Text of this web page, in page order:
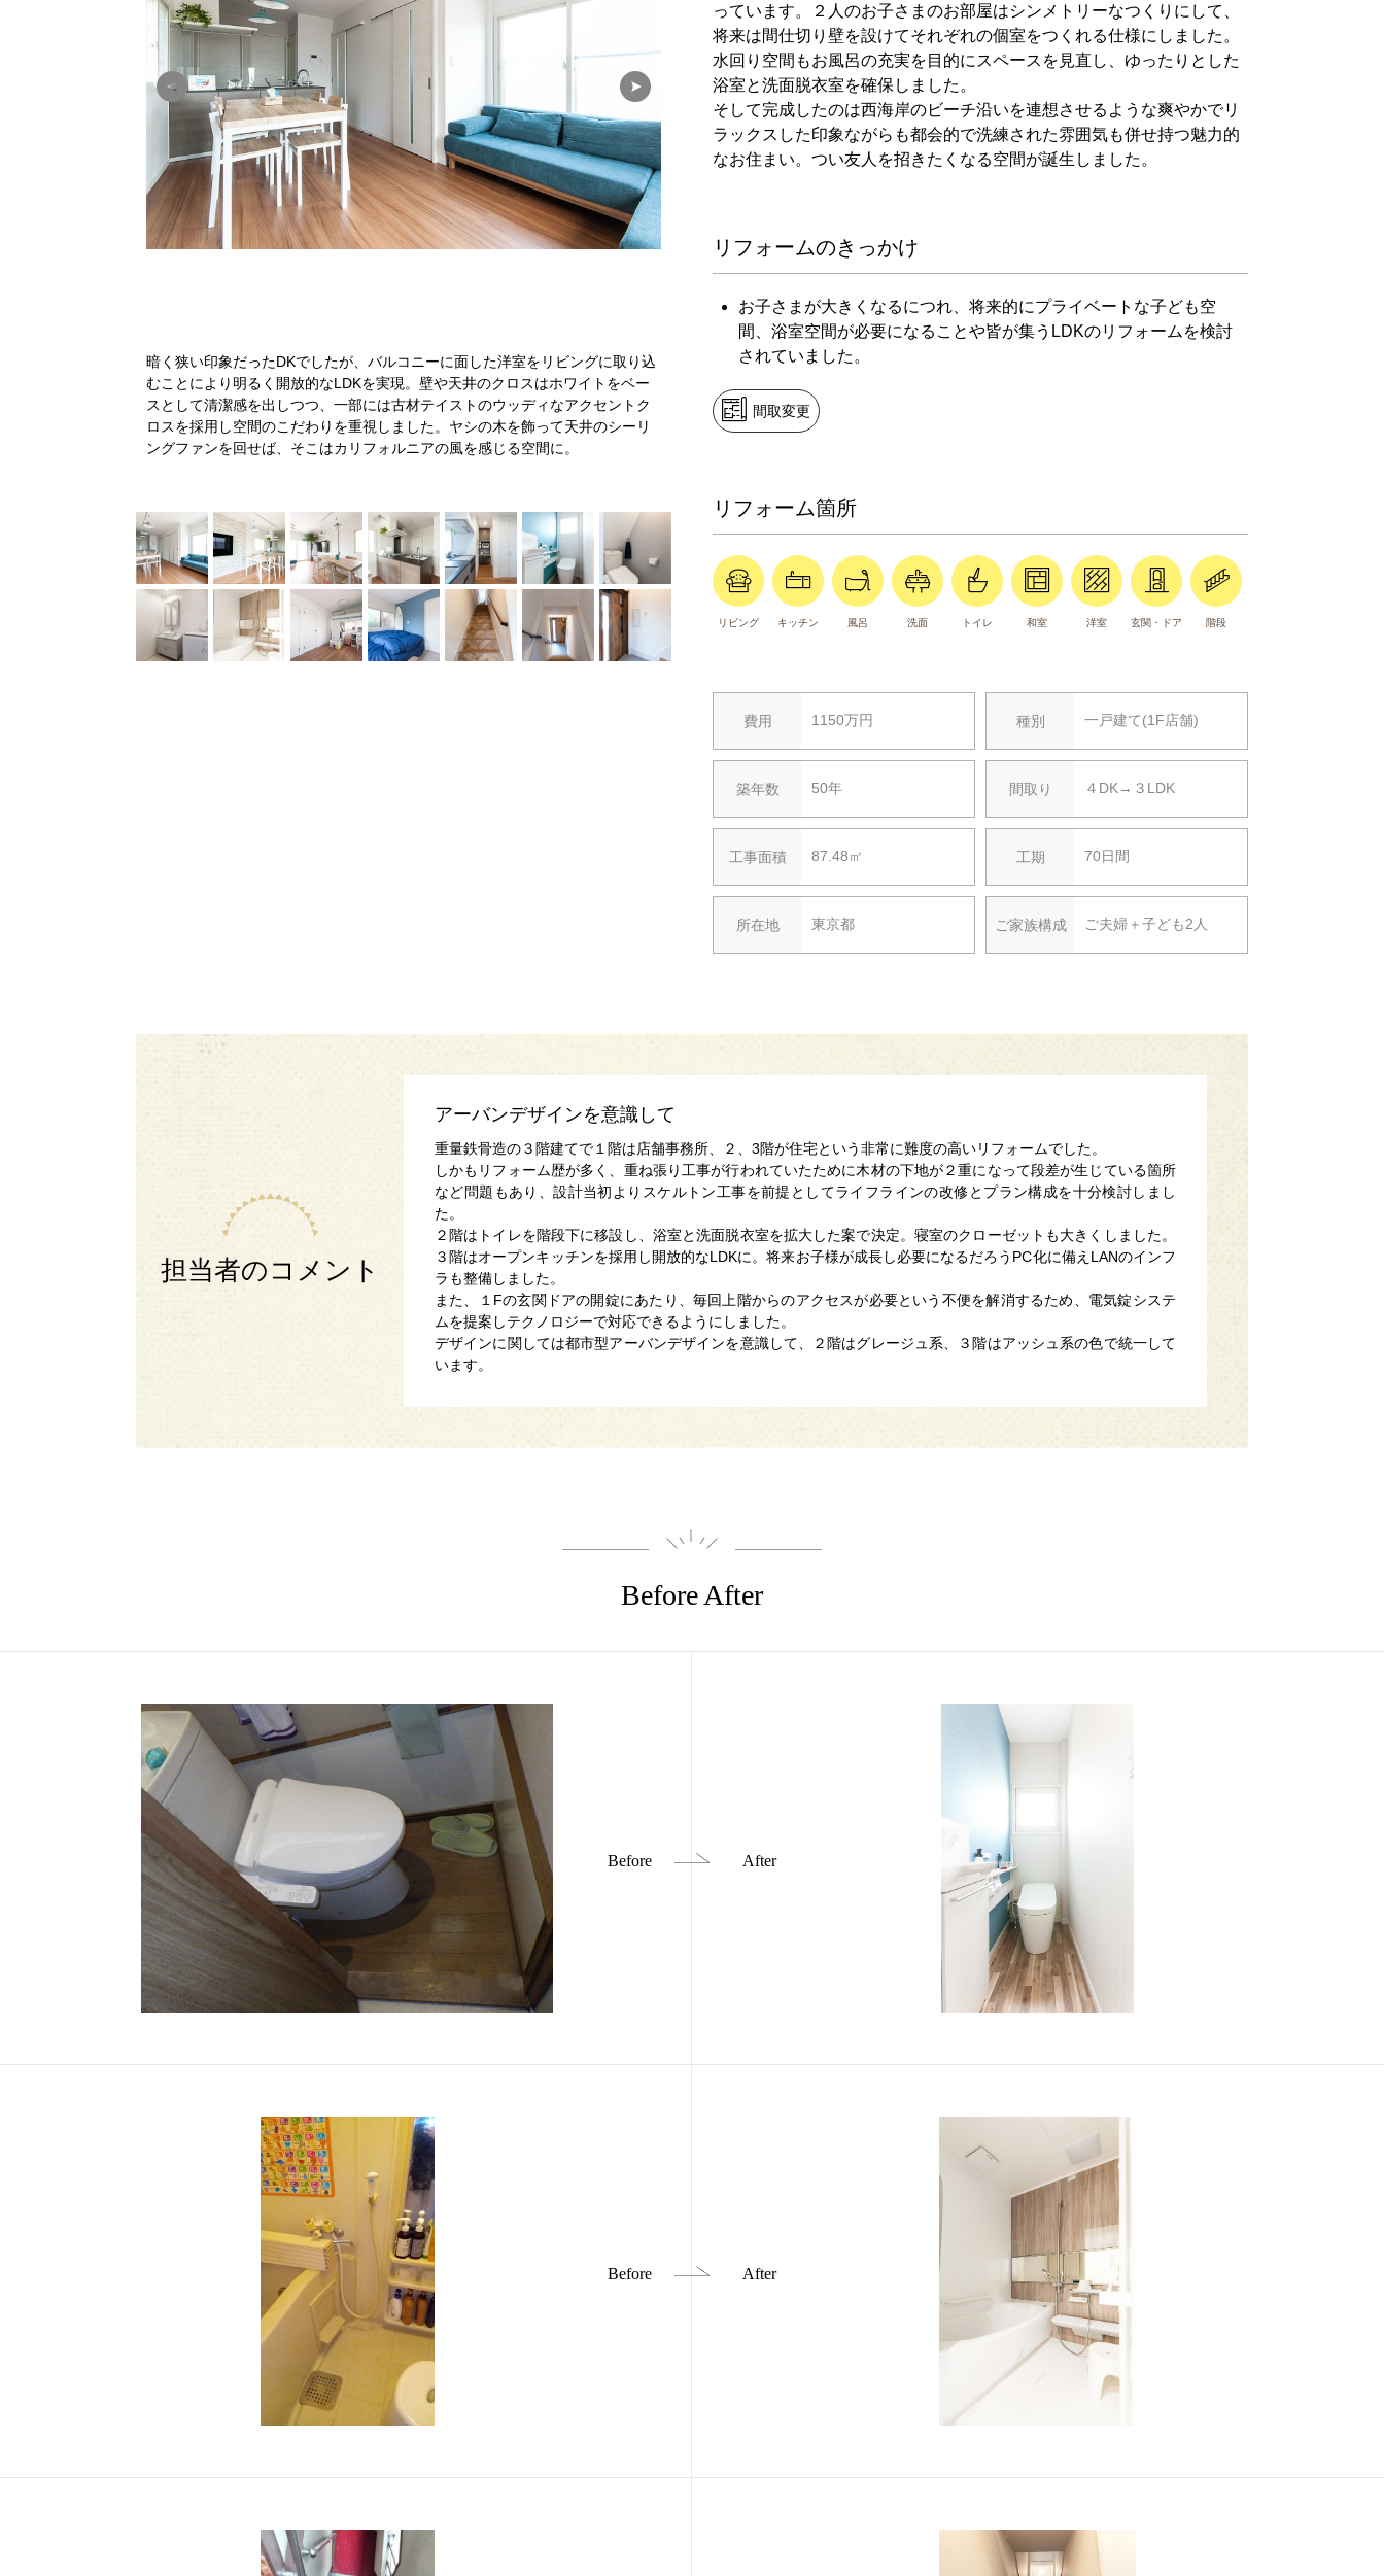
暗く狭い印象だったDKでしたが、バルコニーに面した洋室をリビングに取り込
むことにより明るく開放的なLDKを実現。壁や天井のクロスはホワイトをベー
スとして清潔感を出しつつ、一部には古材テイストのウッディなアクセントク
ロスを採用し空間のこだわりを重視しました。ヤシの木を飾って天井のシーリ
ングファンを回せば、そこはカリフォルニアの風を感じる空間に。
っています。２人のお子さまのお部屋はシンメトリーなつくりにして、
将来は間仕切り壁を設けてそれぞれの個室をつくれる仕様にしました。
水回り空間もお風呂の充実を目的にスペースを見直し、ゆったりとした
浴室と洗面脱衣室を確保しました。
そして完成したのは西海岸のビーチ沿いを連想させるような爽やかでリ
ラックスした印象ながらも都会的で洗練された雰囲気も併せ持つ魅力的
なお住まい。つい友人を招きたくなる空間が誕生しました。
リフォームのきっかけ
お子さまが大きくなるにつれ、将来的にプライベートな子ども空
間、浴室空間が必要になることや皆が集うLDKのリフォームを検討
されていました。
間取変更
リフォーム箇所
リビング キッチン 風呂 洗面 トイレ 和室 洋室 玄関・ドア 階段
費用 1150万円 種別 一戸建て(1F店舗)
築年数 50年 間取り ４DK→３LDK
工事面積 87.48㎡ 工期 70日間
所在地 東京都 ご家族構成 ご夫婦＋子ども2人
担当者のコメント
アーバンデザインを意識して
重量鉄骨造の３階建てで１階は店舗事務所、２、3階が住宅という非常に難度の高いリフォームでした。
しかもリフォーム歴が多く、重ね張り工事が行われていたために木材の下地が２重になって段差が生じている箇所
など問題もあり、設計当初よりスケルトン工事を前提としてライフラインの改修とプラン構成を十分検討しまし
た。
２階はトイレを階段下に移設し、浴室と洗面脱衣室を拡大した案で決定。寝室のクローゼットも大きくしました。
３階はオープンキッチンを採用し開放的なLDKに。将来お子様が成長し必要になるだろうPC化に備えLANのインフ
ラも整備しました。
また、１Fの玄関ドアの開錠にあたり、毎回上階からのアクセスが必要という不便を解消するため、電気錠システ
ムを提案しテクノロジーで対応できるようにしました。
デザインに関しては都市型アーバンデザインを意識して、２階はグレージュ系、３階はアッシュ系の色で統一して
います。
Before After